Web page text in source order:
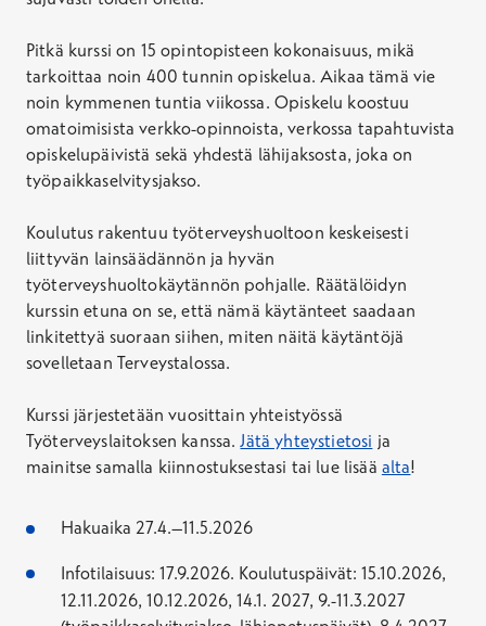
Pitkä kurssi on 15 opintopisteen kokonaisuus, mikä
tarkoittaa noin 400 tunnin opiskelua. Aikaa tämä vie
noin kymmenen tuntia viikossa. Opiskelu koostuu
omatoimisista verkko-opinnoista, verkossa tapahtuvista
opiskelupäivistä sekä yhdestä lähijaksosta, joka on
työpaikkaselvitysjakso.
Koulutus rakentuu työterveyshuoltoon keskeisesti
liittyvän lainsäädännön ja hyvän
työterveyshuoltokäytännön pohjalle. Räätälöidyn
kurssin etuna on se, että nämä käytänteet saadaan
linkitettyä suoraan siihen, miten näitä käytäntöjä
sovelletaan Terveystalossa.
Kurssi järjestetään vuosittain yhteistyössä
Työterveyslaitoksen kanssa.Jätä yhteystietosi ja
mainitse samalla kiinnostuksestasi tai lue lisää alta!
Hakuaika 27.4.–11.5.2026
Infotilaisuus: 17.9.2026. Koulutuspäivät: 15.10.2026,
12.11.2026, 10.12.2026, 14.1. 2027, 9.-11.3.2027